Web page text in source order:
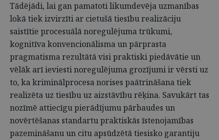
Tādējādi, lai gan pamatoti likumdevēja uzmanības
lokā tiek izvirzīti ar cietušā tiesību realizāciju
saistītie procesuālā noregulējuma trūkumi,
kognitīva konvencionālisma un pārprasta
pragmatisma rezultātā visi praktiski piedāvātie un
vēlāk arī ieviesti noregulējuma grozījumi ir vērsti uz
to, ka kriminālprocesa norises paātrināšana tiek
realizēta uz tiesību uz aizstāvību rēķina. Savukārt tas
nozīmē attiecīgu pierādījumu pārbaudes un
novērtēšanas standartu praktiskās īstenojamības
pazemināšanu un citu apsūdzētā tiesisko garantiju